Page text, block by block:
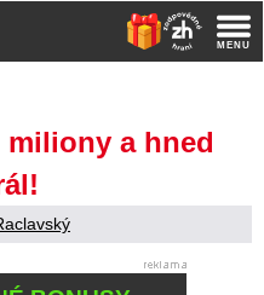
a hned